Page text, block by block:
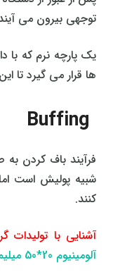
توجهی بیرون می
یک پارچه نرم که با
ها قرار می گیرد تا
Buffing
فرآیند باف کردن
شبیه پولیش است
کنند.
آشنایی با
آلومینیوم 20*50 میلیمتر با ضخامت 1.8 میلیمتر